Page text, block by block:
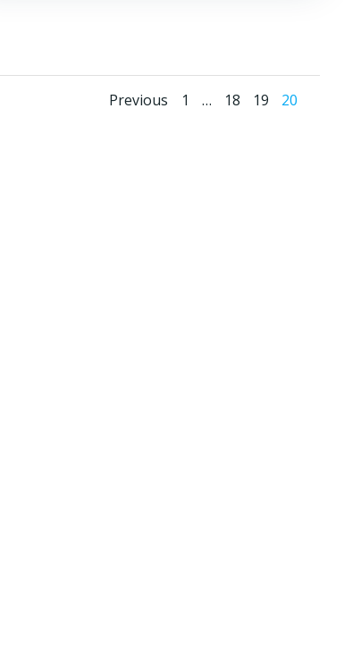
Posts
Previous
Posts
Page
1 … Page
18 Page
19 Page
20